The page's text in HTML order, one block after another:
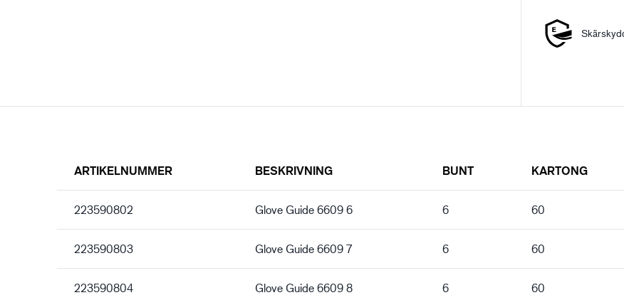
ARTIKELNUMMER BESKRIVNING BUNT KARTONG
223590802 Glove Guide 6609 6 6 60
223590803 Glove Guide 6609 7 6 60
223590804 Glove Guide 6609 8 6 60